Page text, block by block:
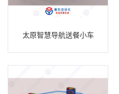
太原智慧导航送餐小车